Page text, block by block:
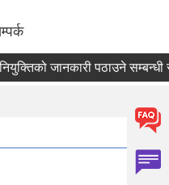
जानकारी पठाउने सम्बन्धी